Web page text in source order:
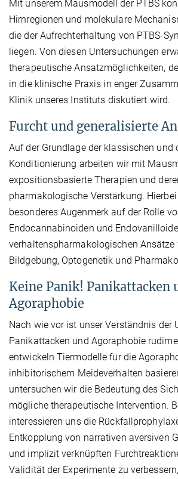
Mit unserem Mausmodell der PTBS
Hirnregionen und molekulare
die der Aufrechterhaltung von PTBS-
liegen. Von diesen Untersuchungen
therapeutische Ansatzmöglichkeiten,
in die klinische Praxis in enger
Klinik unseres Instituts diskutiert wird.
Furcht und generalisierte
Auf der Grundlage der klassischen und
Konditionierung arbeiten wir mit
expositionsbasierte Therapien und
pharmakologische Verstärkung.
besonderes Augenmerk auf der Rolle
Endocannabinoiden und
verhaltenspharmakologischen Ansätze
Bildgebung, Optogenetik und
Keine Panik! Panikattacken
Agoraphobie
Nach wie vor ist unser Verständnis der
Panikattacken und Agoraphobie
entwickeln Tiermodelle für die
inhibitorischem Meideverhalten
untersuchen wir die Bedeutung des
mögliche therapeutische Intervention.
interessieren uns die
Entkopplung von narrativen aversiven
und implizit verknüpften
Validität der Experimente zu